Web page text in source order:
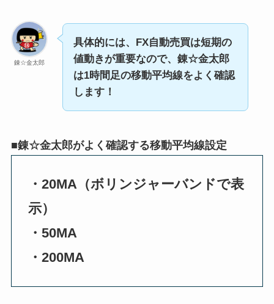
錬☆金太郎
具体的には、FX自動売買は短期の
値動きが重要なので、錬☆金太郎
は1時間足の移動平均線をよく確認
します！
■錬☆金太郎がよく確認する移動平均線設定
・20MA（ボリンジャーバンドで表
示）
・50MA
・200MA